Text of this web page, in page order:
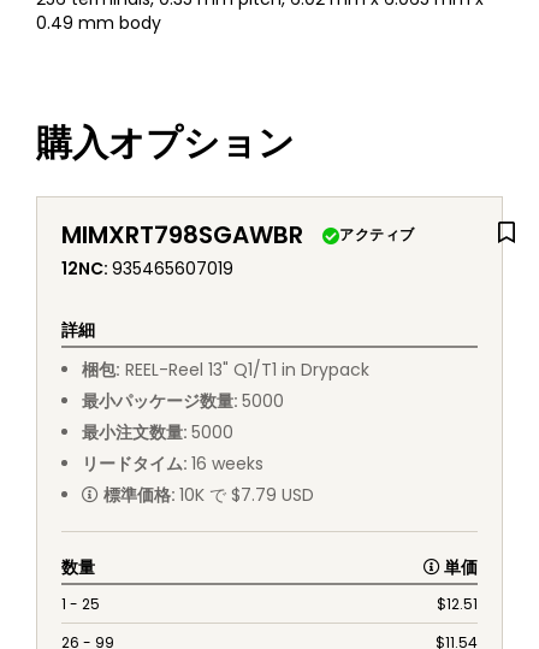
0.49 mm body
購入オプション
MIMXRT798SGAWBR アクティブ
12NC: 935465607019
詳細
梱包: REEL-Reel 13" Q1/T1 in Drypack
最小パッケージ数量: 5000
最小注文数量: 5000
リードタイム: 16 weeks
標準価格: 10K で $7.79 USD
数量 単価
1 - 25 $12.51
26 - 99
$11.54